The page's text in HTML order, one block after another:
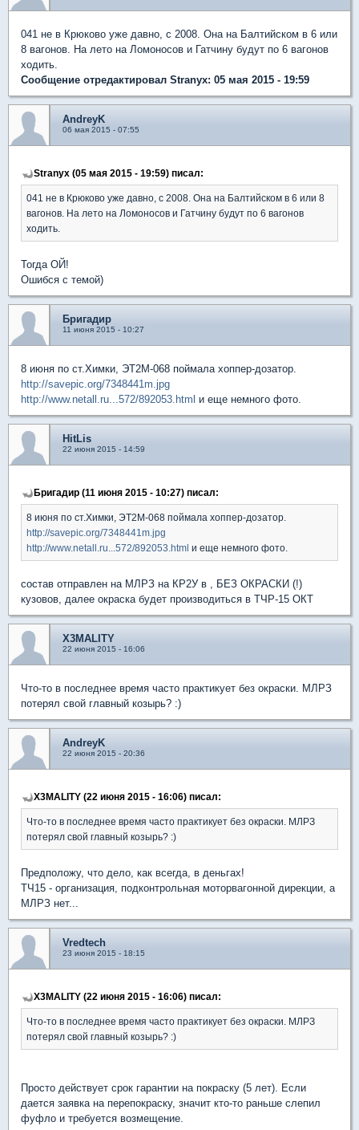
041 не в Крюково уже давно, с 2008. Она на Балтийском в 6 или
8 вагонов. На лето на Ломоносов и Гатчину будут по 6 вагонов
ходить.
Сообщение отредактировал Stranyx: 05 мая 2015 - 19:59
AndreyK
06 мая 2015 - 07:55
Stranyx (05 мая 2015 - 19:59) писал:
041 не в Крюково уже давно, с 2008. Она на Балтийском в 6 или 8
вагонов. На лето на Ломоносов и Гатчину будут по 6 вагонов
ходить.
Тогда ОЙ!
Ошибся с темой)
Бригадир
11 июня 2015 - 10:27
8 июня по ст.Химки, ЭТ2М-068 поймала хоппер-дозатор.
http://savepic.org/7348441m.jpg
http://www.netall.ru...572/892053.html и еще немного фото.
HitLis
22 июня 2015 - 14:59
Бригадир (11 июня 2015 - 10:27) писал:
8 июня по ст.Химки, ЭТ2М-068 поймала хоппер-дозатор.
http://savepic.org/7348441m.jpg
http://www.netall.ru...572/892053.html и еще немного фото.
состав отправлен на МЛРЗ на КР2У в , БЕЗ ОКРАСКИ (!)
кузовов, далее окраска будет производиться в ТЧР-15 ОКТ
X3MALITY
22 июня 2015 - 16:06
Что-то в последнее время часто практикует без окраски. МЛРЗ
потерял свой главный козырь? :)
AndreyK
22 июня 2015 - 20:36
X3MALITY (22 июня 2015 - 16:06) писал:
Что-то в последнее время часто практикует без окраски. МЛРЗ
потерял свой главный козырь? :)
Предположу, что дело, как всегда, в деньгах!
ТЧ15 - организация, подконтрольная моторвагонной дирекции, а
МЛРЗ нет...
Vredtech
23 июня 2015 - 18:15
X3MALITY (22 июня 2015 - 16:06) писал:
Что-то в последнее время часто практикует без окраски. МЛРЗ
потерял свой главный козырь? :)
Просто действует срок гарантии на покраску (5 лет). Если
дается заявка на перепокраску, значит кто-то раньше слепил
фуфло и требуется возмещение.